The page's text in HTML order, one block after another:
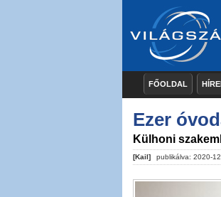
FŐOLDAL
Ezer
Külhoni
[Kail] publikálva: 2020-